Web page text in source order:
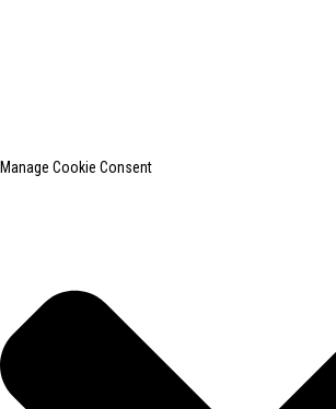
Manage Cookie Consent